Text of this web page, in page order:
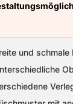
und